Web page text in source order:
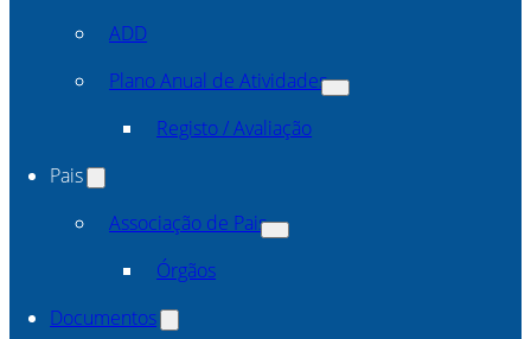
ADD
Plano Anual de Atividades
Registo / Avaliação
Pais
Associação de Pais
Órgãos
Documentos